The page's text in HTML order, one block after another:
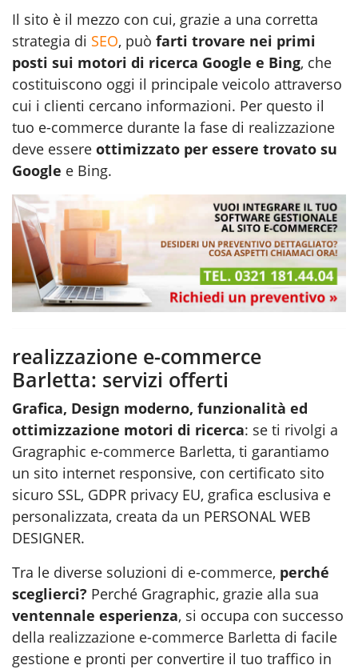
Il sito è il mezzo con cui, grazie a una corretta
strategia di SEO, può farti trovare nei primi
posti sui motori di ricerca Google e Bing, che
costituiscono oggi il principale veicolo attraverso
cui i clienti cercano informazioni. Per questo il
tuo e-commerce durante la fase di realizzazione
deve essere ottimizzato per essere trovato su
Google e Bing.
realizzazione e-commerce
Barletta: servizi offerti
Grafica, Design moderno, funzionalità ed
ottimizzazione motori di ricerca: se ti rivolgi a
Gragraphic e-commerce Barletta, ti garantiamo
un sito internet responsive, con certificato sito
sicuro SSL, GDPR privacy EU, grafica esclusiva e
personalizzata, creata da un PERSONAL WEB
DESIGNER.
Tra le diverse soluzioni di e-commerce, perché
sceglierci? Perché Gragraphic, grazie alla sua
ventennale esperienza, si occupa con successo
della realizzazione e-commerce Barletta di facile
gestione e pronti per convertire il tuo traffico in